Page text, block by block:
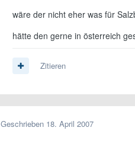
wäre der nicht eher was für
hätte den gerne in österreich
Zitieren
Geschrieben 18. April 2007